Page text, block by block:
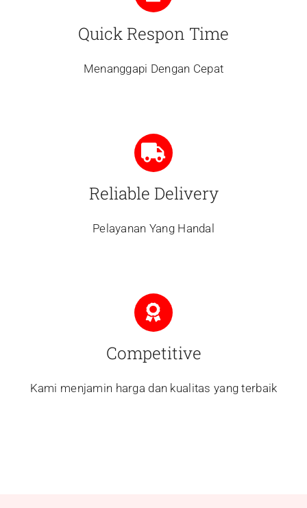
Quick Respon Time
Menanggapi Dengan Cepat
Reliable Delivery
Pelayanan Yang Handal
Competitive
Kami menjamin harga dan kualitas yang terbaik